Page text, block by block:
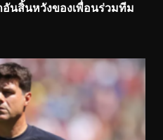
อันสิ้นหวังของเพื่อนร่วมทีม